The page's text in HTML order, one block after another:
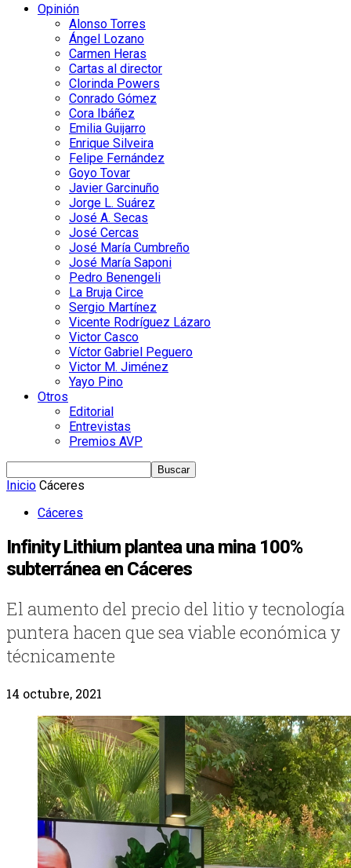
Opinión
Alonso Torres
Ángel Lozano
Carmen Heras
Cartas al director
Clorinda Powers
Conrado Gómez
Cora Ibáñez
Emilia Guijarro
Enrique Silveira
Felipe Fernández
Goyo Tovar
Javier Garcinuño
Jorge L. Suárez
José A. Secas
José Cercas
José María Cumbreño
José María Saponi
Pedro Benengeli
La Bruja Circe
Sergio Martínez
Vicente Rodríguez Lázaro
Victor Casco
Víctor Gabriel Peguero
Victor M. Jiménez
Yayo Pino
Otros
Editorial
Entrevistas
Premios AVP
Inicio Cáceres
Cáceres
Infinity Lithium plantea una mina 100%
subterránea en Cáceres
El aumento del precio del litio y tecnología
puntera hacen que sea viable económica y
técnicamente
14 octubre, 2021